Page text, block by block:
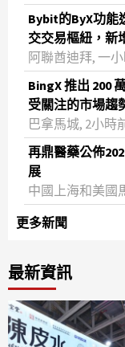
Bybit的ByX功能
交交易樞紐，新
阿聯酋迪拜, 一
BingX 推出 200
受關注的市場趨
巴拿馬城, 2小時
再鼎醫藥公佈
展
中國上海和美國
更多新聞
最新資訊